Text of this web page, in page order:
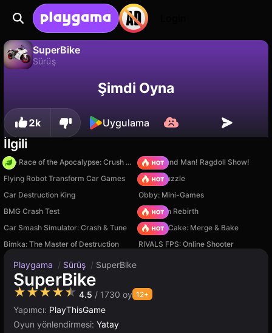
SuperBike
Sürüş
İlerlemeyi kaydet! Hayır
Şimdi Oyna
2k Uygulama
İlgili
The Race of the Apocalypse: Crush the Zombies!
Playground Man! Ragdoll Show!
Flying Robot Transform Car Games
Arrow Puzzle
Car Destruction King
Obby: Mini-Games
BMG Crash Test
Stickman Rebirth
Car Smash Simulator: Crash & Tune
Piece of Cake: Merge & Bake
Bimka: The Master of Destruction
RIVALS FPS: Online Shooter
Playgama / Sürüş / SuperBike
SuperBike
★★★★★ 4.5 / 1730 oy 12+
Yapımcı: PlayThisGame
Oyun yönlendirmesi: Yatay